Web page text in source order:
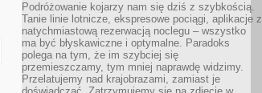
Podróżowanie kojarzy nam się dziś z szybkością.
Tanie linie lotnicze, ekspresowe pociągi, aplikacje z
natychmiastową rezerwacją noclegu – wszystko
ma być błyskawiczne i optymalne. Paradoks
polega na tym, że im szybciej się
przemieszczamy, tym mniej naprawdę widzimy.
Przelatujemy nad krajobrazami, zamiast je